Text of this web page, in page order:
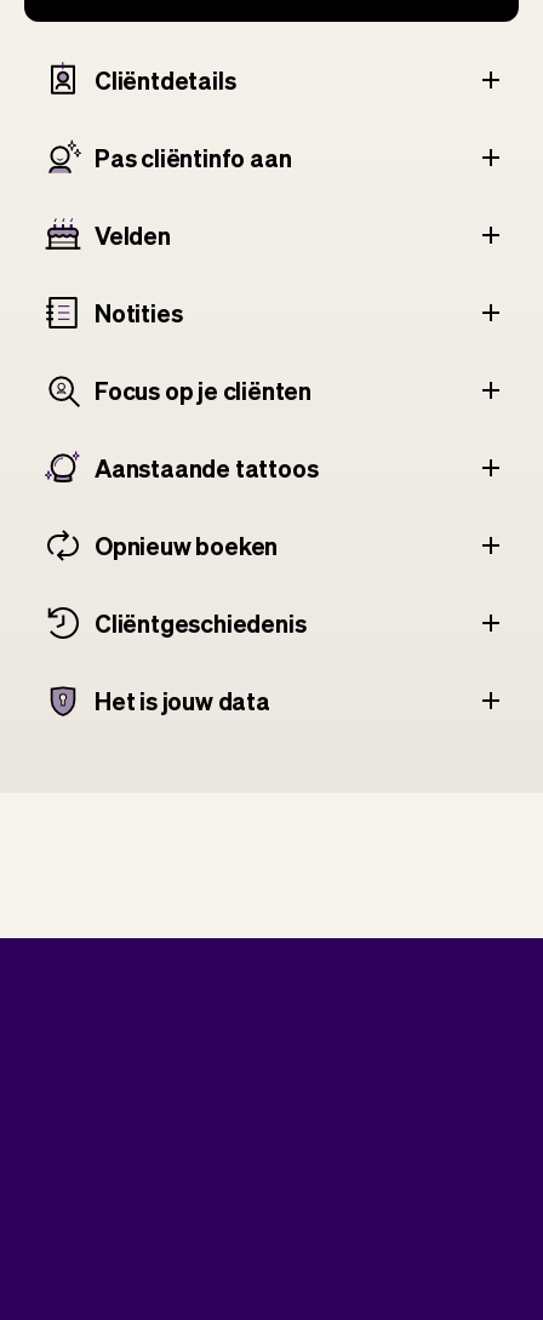
Cliëntdetails
Pas cliënt­info aan
Velden
Notities
Focus op je cliënten
Aanstaande tattoos
Opnieuw boeken
Cliënt­geschiedenis
Het is jouw data